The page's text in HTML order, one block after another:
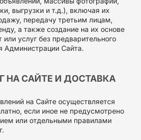
выгрузки и т.д.), включая их
передачу третьим лицам,
а также создание на их основе
услуг без предварительного
Администрации Сайта.
НА САЙТЕ И ДОСТАВКА
на Сайте осуществляется
если иное не предусмотрено
или отдельными правилами